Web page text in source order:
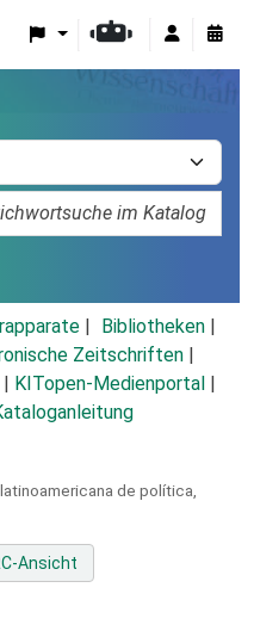
Bibliotheken
Zeitschriften
KITopen-Medienportal
de política,
Ansicht